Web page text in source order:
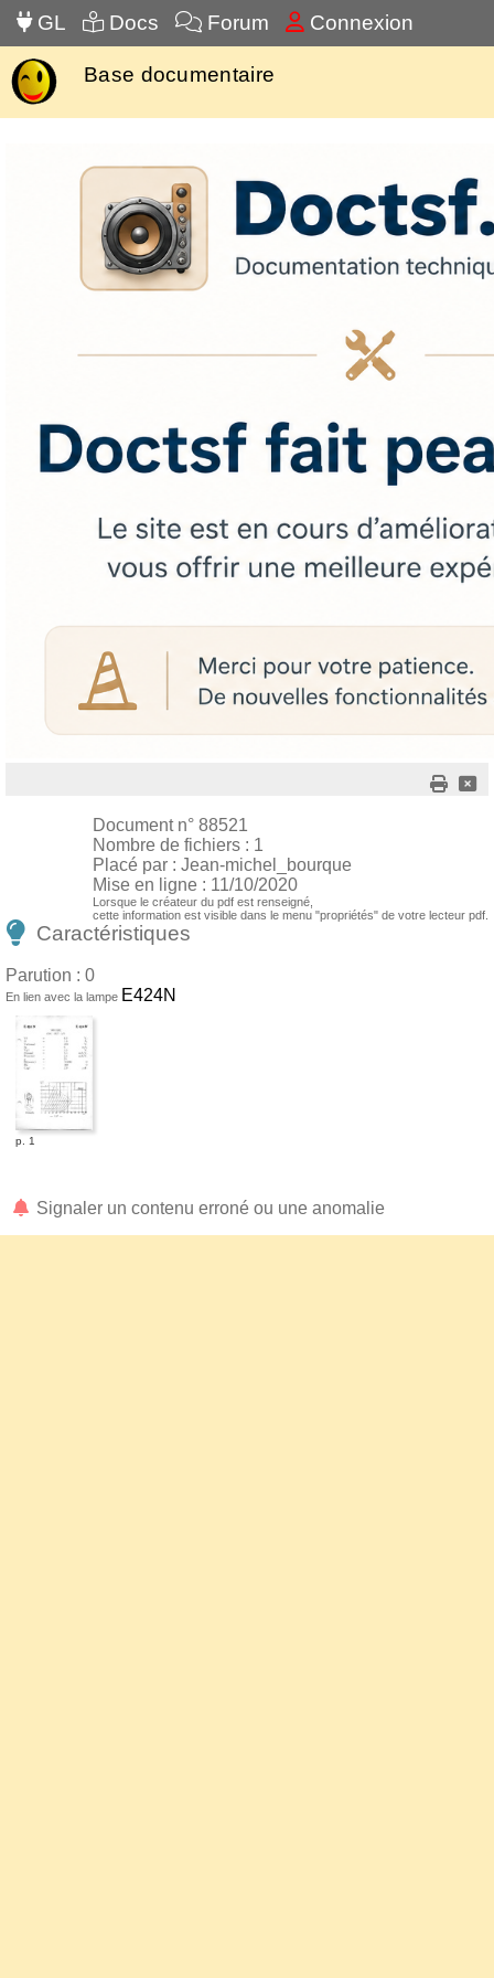
GL Docs Forum Connexion
Base documentaire
Document n° 88521
Nombre de fichiers : 1
Placé par : Jean-michel_bourque
Mise en ligne : 11/10/2020
Lorsque le créateur du pdf est renseigné,
cette information est visible dans le menu "propriétés" de votre lecteur pdf.
Caractéristiques
Parution : 0
En lien avec la lampe E424N
p. 1
Signaler un contenu erroné ou une anomalie